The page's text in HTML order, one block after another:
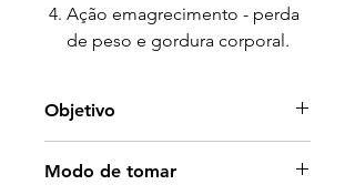
Ação emagrecimento - perda
de peso e gordura corporal.
Objetivo
vitamina C e 100mg de L-
Modo de tomar